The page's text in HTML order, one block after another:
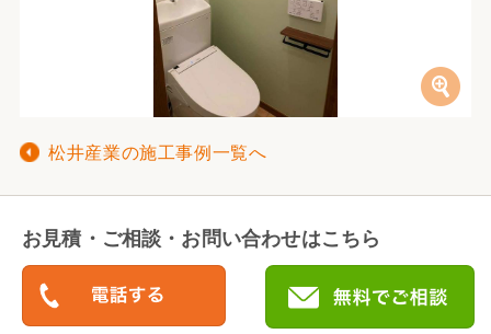
松井産業の施工事例一覧へ
お見積・ご相談・お問い合わせはこちら